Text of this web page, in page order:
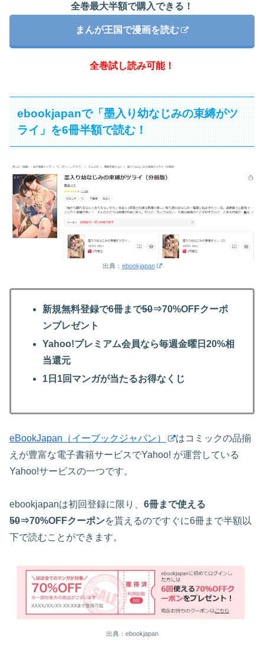
全巻最大半額で購入できる！
まんが王国で漫画を読む
全巻試し読み可能！
ebookjapanで「墨入り幼なじみの束縛がツ
ライ」を6冊半額で読む！
出典： ebookjapan
新規無料登録で6冊まで50⇒70%OFFクーポ
ンプレゼント
Yahoo!プレミアム会員なら毎週金曜日20%相
当還元
1日1回マンガが当たるお得なくじ
eBookJapan（イーブックジャパン）
はコミックの品揃
えが豊富な電子書籍サービスでYahoo! が運営している
Yahoo!サービスの一つです。
ebookjapanは初回登録に限り、 6冊まで使える
50⇒70%OFFクーポンを貰えるのですぐに6冊まで半額以
下で読むことができます。
出典：ebookjapan